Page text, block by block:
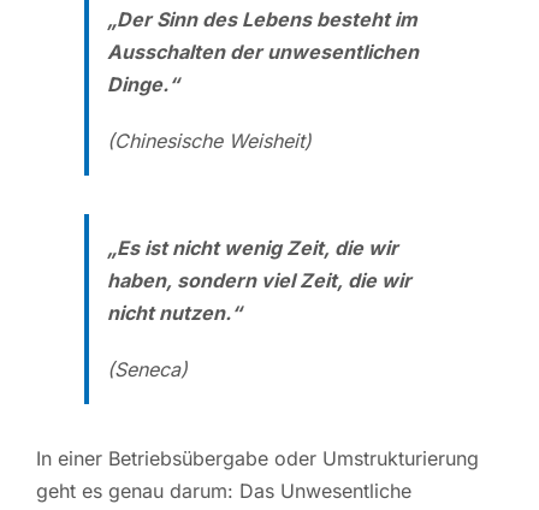
„Der Sinn des Lebens besteht im
Ausschalten der unwesentlichen
Dinge.“
(Chinesische Weisheit)
„Es ist nicht wenig Zeit, die wir
haben, sondern viel Zeit, die wir
nicht nutzen.“
(Seneca)
In einer Betriebsübergabe oder Umstrukturierung
geht es genau darum: Das Unwesentliche